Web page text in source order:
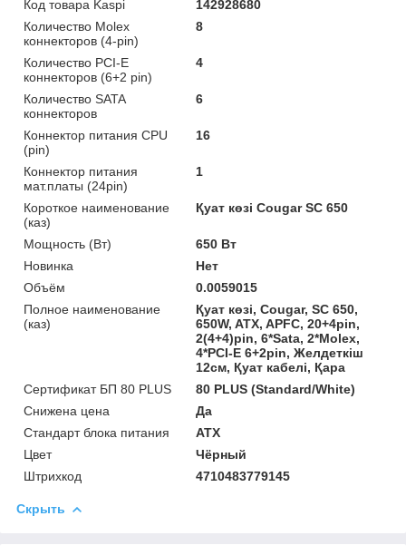
Код товара Kaspi
142928680
Количество Molex
коннекторов (4-pin)
8
Количество PCI-E
коннекторов (6+2 pin)
4
Количество SATA
коннекторов
6
Коннектор питания CPU
(pin)
16
Коннектор питания
мат.платы (24pin)
1
Короткое наименование
(каз)
Қуат көзі Cougar SC 650
Мощность (Bт)
650 Вт
Новинка
Нет
Объём
0.0059015
Полное наименование
(каз)
Қуат көзі, Cougar, SC 650,
650W, ATX, APFC, 20+4pin,
2(4+4)pin, 6*Sata, 2*Molex,
4*PCI-E 6+2pin, Желдеткіш
12см, Қуат кабелі, Қара
Сертификат БП 80 PLUS
80 PLUS (Standard/White)
Снижена цена
Да
Стандарт блока питания
ATX
Цвет
Чёрный
Штрихкод
4710483779145
Скрыть